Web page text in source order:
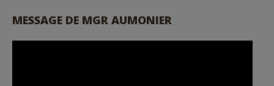
MESSAGE DE MGR AUMONIER